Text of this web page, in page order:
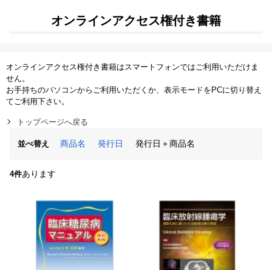
オンラインアクセス権付き書籍
オンラインアクセス権付き書籍はスマートフォンではご利用いただけま
せん。
お手持ちのパソコンからご利用いただくか、表示モードをPCに切り替え
てご利用下さい。
トップページへ戻る
並べ替え 商品名 発行日 発行日＋商品名
4件あります